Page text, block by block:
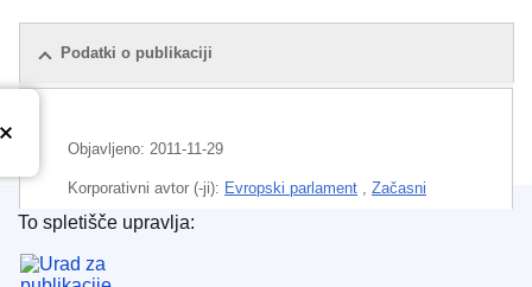
Podatki o publikaciji
Objavljeno: 2011-11-29
Korporativni avtor (-ji): Evropski parlament , Začasni
podatki
Področje
Urad za publikacije Evropske unije
To spletišče upravlja: